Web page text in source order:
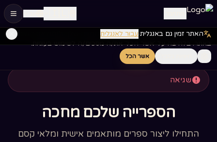
האתר זמין גם באנגלית·עבור לאנגלית
אנחנו משתמשים בעוגיות כדי לשפר את החוויה שלך ולנתח את השימוש
באתר. בלחיצה על 'אשר הכל' את/ה מסכים/ה לשימוש בעוגיות.
אשר הכל
דלג לתוכן הראשי
הספרים שלי
לא נמצאו ספרים
שגיאה
הספרייה שלכם מחכה
התחילו ליצור ספרים מותאמים אישית ומלאי קסם